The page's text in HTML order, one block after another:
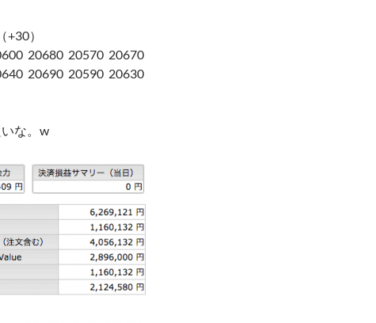
）
20680 20570 20670
20690 20590 20630
な。w